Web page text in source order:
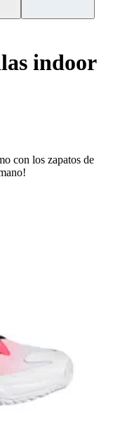
indoor
con los zapatos de